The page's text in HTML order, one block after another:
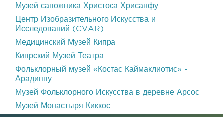
Музей сапожника Христоса Хрисанфу
Центр Изобразительного Искусства и
Исследований (CVAR)
Медицинский Музей Кипра
Кипрский Музей Театра
Фольклорный музей «Костас Каймаклиотис» -
Арадиппу
Музей Фольклорного Искусства в деревне Арсос
Музей Монастыря Киккос